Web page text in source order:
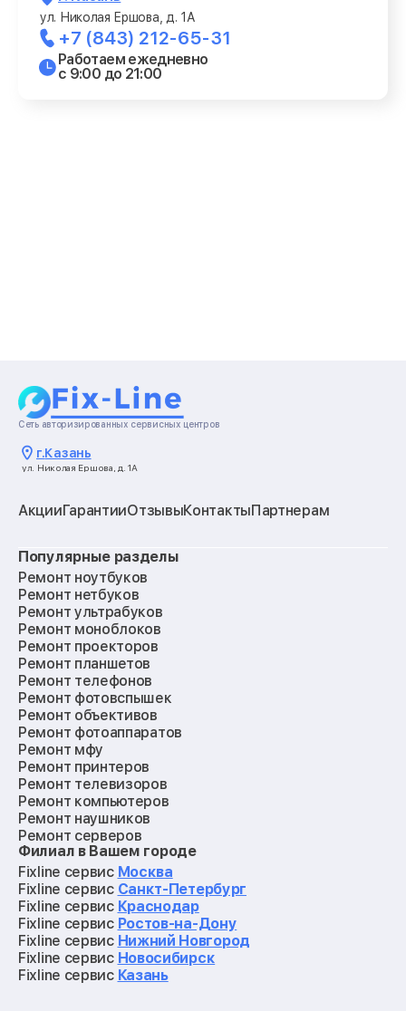
ул. Николая Ершова, д. 1А
+7 (843) 212-65-31
Работаем ежедневно
с 9:00 до 21:00
Сеть авторизированных сервисных центров
г.Казань
ул. Николая Ершова, д. 1А
АкцииГарантииОтзывыКонтактыПартнерам
Популярные разделы
Ремонт ноутбуков
Ремонт нетбуков
Ремонт ультрабуков
Ремонт моноблоков
Ремонт проекторов
Ремонт планшетов
Ремонт телефонов
Ремонт фотовспышек
Ремонт объективов
Ремонт фотоаппаратов
Ремонт мфу
Ремонт принтеров
Ремонт телевизоров
Ремонт компьютеров
Ремонт наушников
Ремонт серверов
Ремонт мониторов
Ремонт квадрокоптеров
Ремонт электросамокатов
Ремонт материнских плат
Ремонт видеокарт
Ремонт кофемашин
Ремонт vr систем
Ремонт игровых приставок
Филиал в Вашем городе
Fixline сервис Москва
Fixline сервис Санкт-Петербург
Fixline сервис Краснодар
Fixline сервис Ростов-на-Дону
Fixline сервис Нижний Новгород
Fixline сервис Новосибирск
Fixline сервис Казань